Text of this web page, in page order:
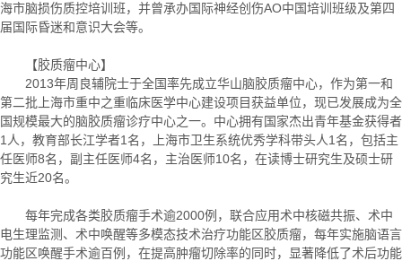
海市脑损伤质控培训班，并曾承办国际神经创伤AO中国培训班级及第四
届国际昏迷和意识大会等。
【胶质瘤中心】
2013年周良辅院士于全国率先成立华山脑胶质瘤中心，作为第一和
第二批上海市重中之重临床医学中心建设项目获益单位，现已发展成为全
国规模最大的脑胶质瘤诊疗中心之一。中心拥有国家杰出青年基金获得者
1人，教育部长江学者1名，上海市卫生系统优秀学科带头人1名，包括主
任医师8名，副主任医师4名，主治医师10名，在读博士研究生及硕士研
究生近20名。
每年完成各类胶质瘤手术逾2000例，联合应用术中核磁共振、术中
电生理监测、术中唤醒等多模态技术治疗功能区胶质瘤，每年实施脑语言
功能区唤醒手术逾百例，在提高肿瘤切除率的同时，显著降低了术后功能